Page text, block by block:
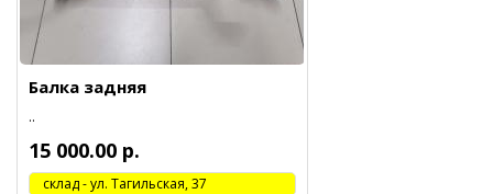
Балка задняя
..
15 000.00 р.
cклад - ул. Тагильская, 37